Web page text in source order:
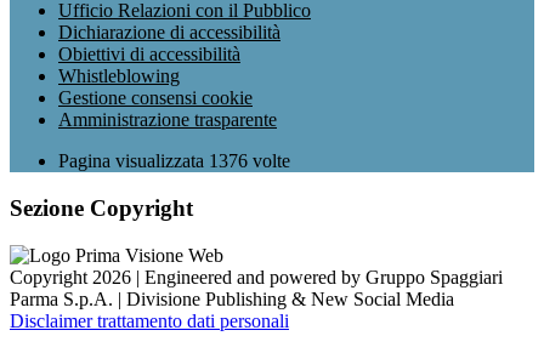
Ufficio Relazioni con il Pubblico
Dichiarazione di accessibilità
Obiettivi di accessibilità
Whistleblowing
Gestione consensi cookie
Amministrazione trasparente
Pagina visualizzata 1376 volte
Sezione Copyright
Copyright 2026 | Engineered and powered by Gruppo Spaggiari
Parma S.p.A. | Divisione Publishing & New Social Media
Disclaimer trattamento dati personali